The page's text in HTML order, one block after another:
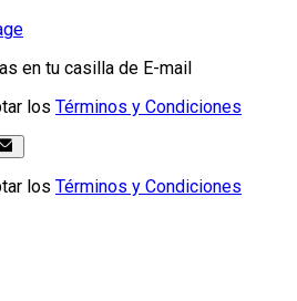
en tu casilla de E-mail
los Términos y Condiciones
los Términos y Condiciones